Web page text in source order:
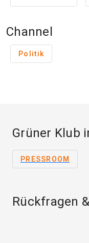
Channel
Politik
Grüner Klub
PRESSROOM
Rückfragen